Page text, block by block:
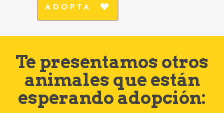
ADOPTA
Te presentamos otros
animales que están
esperando adopción: